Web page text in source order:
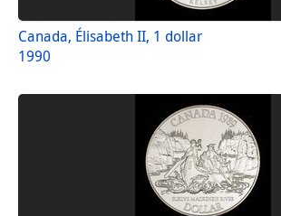
Canada, Élisabeth II, 1 dollar
1990